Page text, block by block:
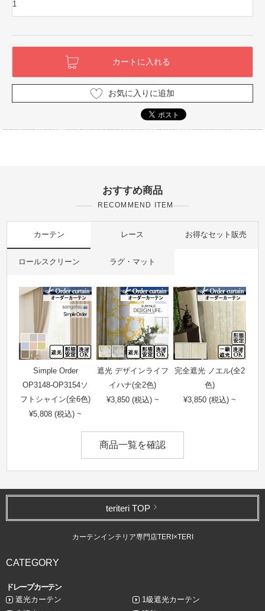
お気に入りに追加
おすすめ商品
RECOMMEND ITEM
カーテン レース お得なセット販売
ロールスクリーン ラグ・マット
Simple Order
OP3148-OP3154ソ
フトシャイン(全6色)
¥5,808 (税込) ~
遮光 デザインライフ
イハナ(全2色)
¥3,850 (税込) ~
完全遮光 ノエル(全2
色)
¥3,850 (税込) ~
商品一覧を確認
teriteri TOP
カーテンインテリア専門店TERI×TERI
CATEGORY
ドレープカーテン
遮光カーテン
1級遮光カーテン